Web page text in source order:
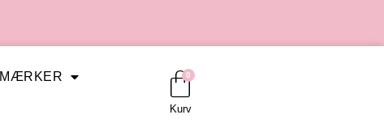
MÆRKER 0
Kurv
Kurv